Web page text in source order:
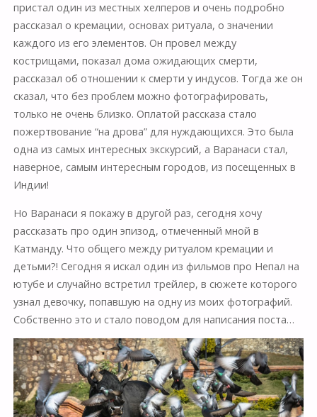
пристал один из местных хелперов и очень подробно
рассказал о кремации, основах ритуала, о значении
каждого из его элементов. Он провел между
кострищами, показал дома ожидающих смерти,
рассказал об отношении к смерти у индусов. Тогда же он
сказал, что без проблем можно фотографировать,
только не очень близко. Оплатой рассказа стало
пожертвование “на дрова” для нуждающихся. Это была
одна из самых интересных экскурсий, а Варанаси стал,
наверное, самым интересным городов, из посещенных в
Индии!
Но Варанаси я покажу в другой раз, сегодня хочу
рассказать про один эпизод, отмеченный мной в
Катманду. Что общего между ритуалом кремации и
детьми?! Сегодня я искал один из фильмов про Непал на
ютубе и случайно встретил трейлер, в сюжете которого
узнал девочку, попавшую на одну из моих фотографий.
Собственно это и стало поводом для написания поста…